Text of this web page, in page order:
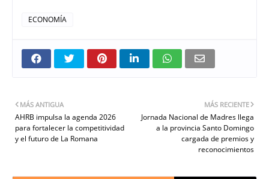
ECONOMÍA
MÁS RECIENTE
Jornada Nacional de Madres llega
a la provincia Santo Domingo
cargada de premios y
reconocimientos
MÁS ANTIGUA
AHRB impulsa la agenda 2026
para fortalecer la competitividad
y el futuro de La Romana